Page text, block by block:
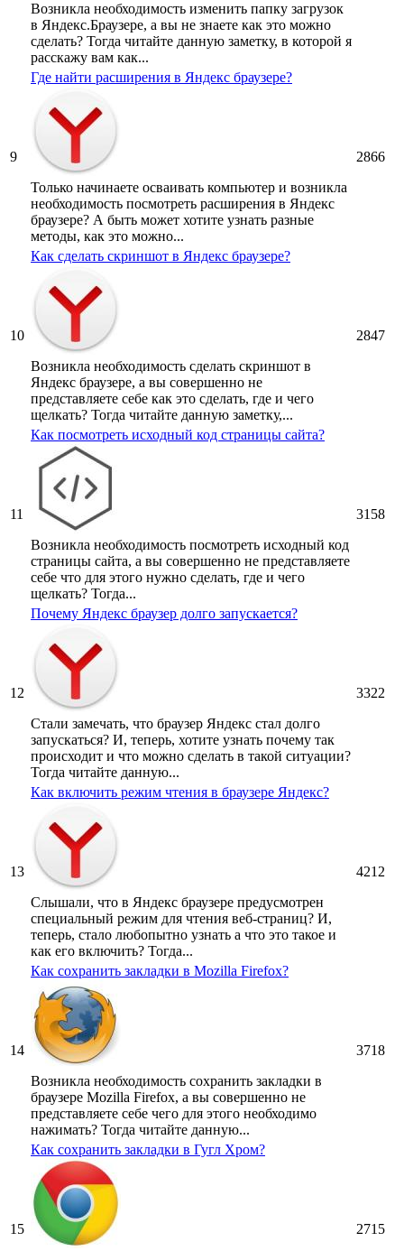
Возникла необходимость изменить папку загрузок
в Яндекс.Браузере, а вы не знаете как это можно
сделать? Тогда читайте данную заметку, в которой я
расскажу вам как...
9
Где найти расширения в Яндекс браузере?
Только начинаете осваивать компьютер и возникла
необходимость посмотреть расширения в Яндекс
браузере? А быть может хотите узнать разные
методы, как это можно...
2866
10
Как сделать скриншот в Яндекс браузере?
Возникла необходимость сделать скриншот в
Яндекс браузере, а вы совершенно не
представляете себе как это сделать, где и чего
щелкать? Тогда читайте данную заметку,...
2847
11
Как посмотреть исходный код страницы сайта?
Возникла необходимость посмотреть исходный код
страницы сайта, а вы совершенно не представляете
себе что для этого нужно сделать, где и чего
щелкать? Тогда...
3158
12
Почему Яндекс браузер долго запускается?
Стали замечать, что браузер Яндекс стал долго
запускаться? И, теперь, хотите узнать почему так
происходит и что можно сделать в такой ситуации?
Тогда читайте данную...
3322
13
Как включить режим чтения в браузере Яндекс?
Слышали, что в Яндекс браузере предусмотрен
специальный режим для чтения веб-страниц? И,
теперь, стало любопытно узнать а что это такое и
как его включить? Тогда...
4212
14
Как сохранить закладки в Mozilla Firefox?
Возникла необходимость сохранить закладки в
браузере Mozilla Firefox, а вы совершенно не
представляете себе чего для этого необходимо
нажимать? Тогда читайте данную...
3718
15
Как сохранить закладки в Гугл Хром?
2715